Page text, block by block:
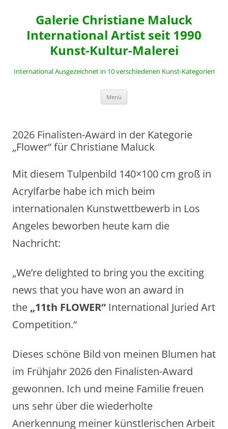
springenGalerie Christiane Maluck
International Artist seit 1990
Kunst-Kultur-Malerei
International Ausgezeichnet in 10 verschiedenen Kunst-Kategorien
Menü
2026 Finalisten-Award in der Kategorie
„Flower“ für Christiane Maluck
Mit diesem Tulpenbild 140×100 cm groß in
Acrylfarbe habe ich mich beim
internationalen Kunstwettbewerb in Los
Angeles beworben heute kam die
Nachricht:
„We’re delighted to bring you the exciting
news that you have won an award in
the „11th FLOWER“ International Juried Art
Competition.“
Dieses schöne Bild von meinen Blumen hat
im Frühjahr 2026 den Finalisten-Award
gewonnen. Ich und meine Familie freuen
uns sehr über die wiederholte
Anerkennung meiner künstlerischen Arbeit